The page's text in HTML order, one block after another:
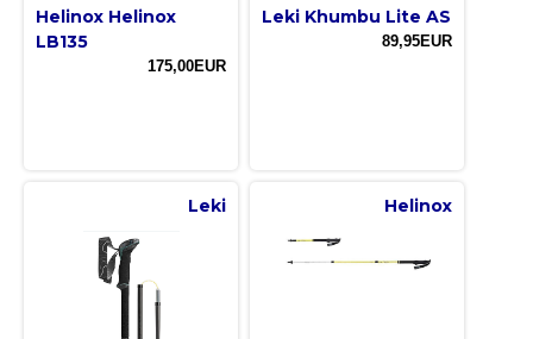
Helinox Helinox
LB135
175,00EUR
Leki Khumbu Lite AS
89,95EUR
Leki Helinox